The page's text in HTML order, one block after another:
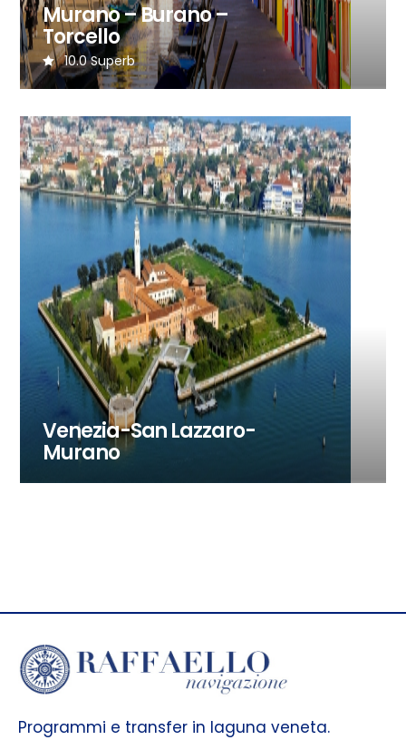
Murano – Burano –
Torcello
10.0 Superb
Venezia-San Lazzaro-
Murano
Programmi e transfer in laguna veneta.